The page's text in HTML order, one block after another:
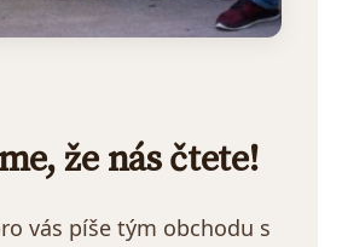
že nás čtete!
vás píše tým obchodu s